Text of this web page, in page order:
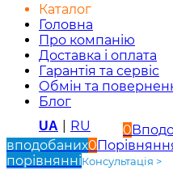
Каталог
Головна
Про компанію
Доставка і оплата
Гарантія та сервіс
Обмін та
Блог
UA RU 0
вподобаних0
порівнянніКонсультація >